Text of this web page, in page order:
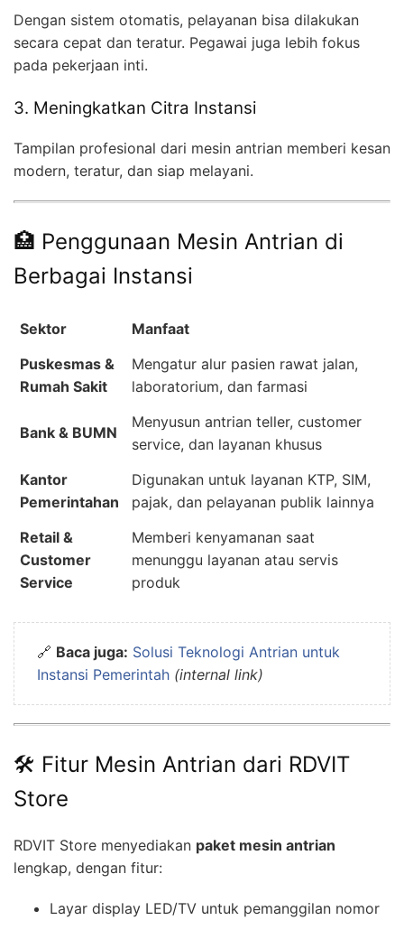
Dengan sistem otomatis, pelayanan bisa dilakukan
secara cepat dan teratur. Pegawai juga lebih fokus
pada pekerjaan inti.
3. Meningkatkan Citra Instansi
Tampilan profesional dari mesin antrian memberi kesan
modern, teratur, dan siap melayani.
🏥 Penggunaan Mesin Antrian di
Berbagai Instansi
Sektor
Manfaat
Puskesmas &
Rumah Sakit
Mengatur alur pasien rawat jalan,
laboratorium, dan farmasi
Bank & BUMN
Menyusun antrian teller, customer
service, dan layanan khusus
Kantor
Pemerintahan
Digunakan untuk layanan KTP, SIM,
pajak, dan pelayanan publik lainnya
Retail &
Customer
Service
Memberi kenyamanan saat
menunggu layanan atau servis
produk
🔗 Baca juga: Solusi Teknologi Antrian untuk
Instansi Pemerintah (internal link)
🛠️ Fitur Mesin Antrian dari RDVIT
Store
RDVIT Store menyediakan paket mesin antrian
lengkap, dengan fitur:
Layar display LED/TV untuk pemanggilan nomor